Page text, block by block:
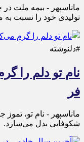
تولیدی خود را نسبت به مدت
#دلنوشته
نام تو دلم را
فر
ماناسپهر - نام تو، تموز
شکوفایی بدل می‌سازد.